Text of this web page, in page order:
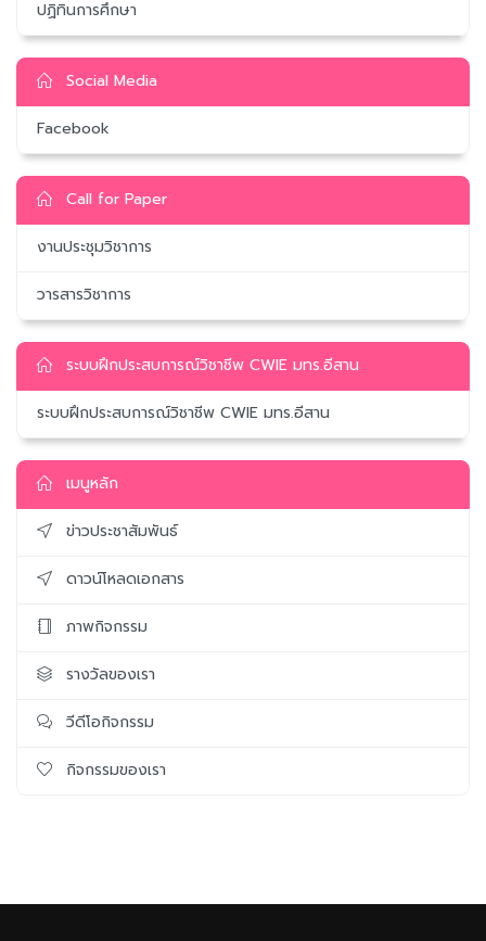
ปฏิทินการศึกษา
Social Media
Facebook
Call for Paper
งานประชุมวิชาการ
วารสารวิชาการ
ระบบฝึกประสบการณ์วิชาชีพ CWIE มทร.อีสาน
ระบบฝึกประสบการณ์วิชาชีพ CWIE มทร.อีสาน
เมนูหลัก
ข่าวประชาสัมพันธ์
ดาวน์โหลดเอกสาร
ภาพกิจกรรม
รางวัลของเรา
วีดีโอกิจกรรม
กิจกรรมของเรา